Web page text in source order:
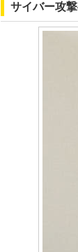
サイバー攻